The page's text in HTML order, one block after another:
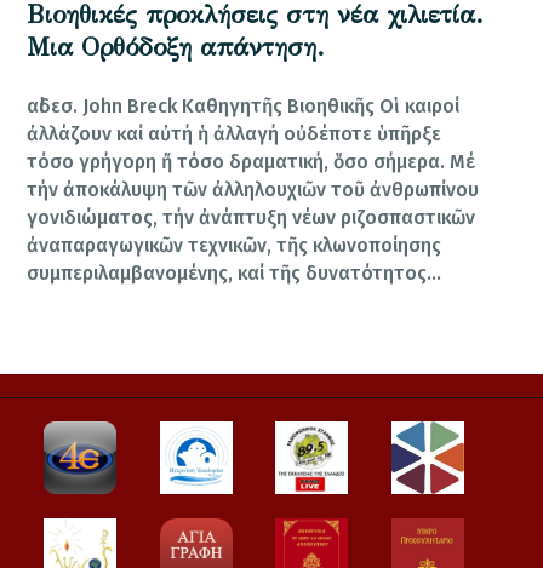
Βιοηθικές προκλήσεις στη νέα χιλιετία.
Μια Ορθόδοξη απάντηση.
αἰδεσ. John Breck Καθηγητῆς Βιοηθικῆς Οἱ καιροί
ἀλλάζουν καί αὐτή ἡ ἀλλαγή οὐδέποτε ὑπῆρξε
τόσο γρήγορη ἤ τόσο δραματική, ὅσο σήμερα. Μέ
τήν ἀποκάλυψη τῶν ἀλληλουχιῶν τοῦ ἀνθρωπίνου
γονιδιώματος, τήν ἀνάπτυξη νέων ριζοσπαστικῶν
ἀναπαραγωγικῶν τεχνικῶν, τῆς κλωνοποίησης
συμπεριλαμβανομένης, καί τῆς δυνατότητος…